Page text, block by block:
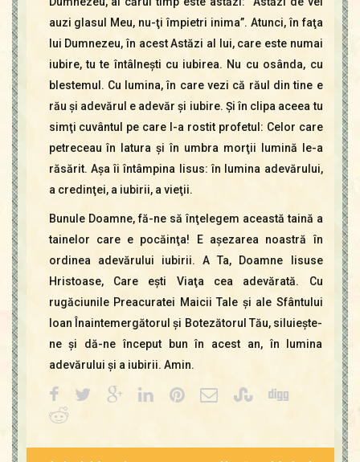
auzi glasul Meu, nu-ţi împietri inima”. Atunci, în faţa
lui Dumnezeu, în acest Astăzi al lui, care este numai
iubire, tu te întâlneşti cu iubirea. Nu cu osânda, cu
blestemul. Cu lumina, în care vezi că răul din tine e
rău şi adevărul e adevăr şi iubire. Şi în clipa aceea tu
simţi cuvântul pe care l-a rostit profetul: Celor care
petreceau în latura şi în umbra morţii lumină le-a
răsărit. Aşa îi întâmpina Iisus: în lumina adevărului,
a credinţei, a iubirii, a vieţii.
Bunule Doamne, fă-ne să înţelegem această taină a
tainelor care e pocăinţa! E aşezarea noastră în
ordinea adevărului iubirii. A Ta, Doamne Iisuse
Hristoase, Care eşti Viaţa cea adevărată. Cu
rugăciunile Preacuratei Maicii Tale şi ale Sfântului
Ioan Înaintemergătorul şi Botezătorul Tău, siluieşte-
ne şi dă-ne început bun în acest an, în lumina
adevărului şi a iubirii. Amin.